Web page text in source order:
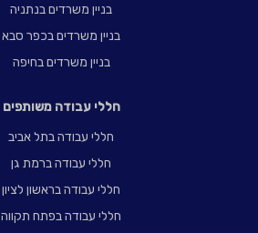
בניין משרדים בנתניה
בניין משרדים בכפר סבא
בניין משרדים בחיפה
חללי עבודה משותפים
חללי עבודה בתל אביב
חללי עבודה ברמת גן
חללי עבודה בראשון לציון
חללי עבודה בפתח תקווה